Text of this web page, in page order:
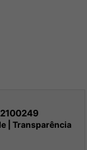
| Transparência